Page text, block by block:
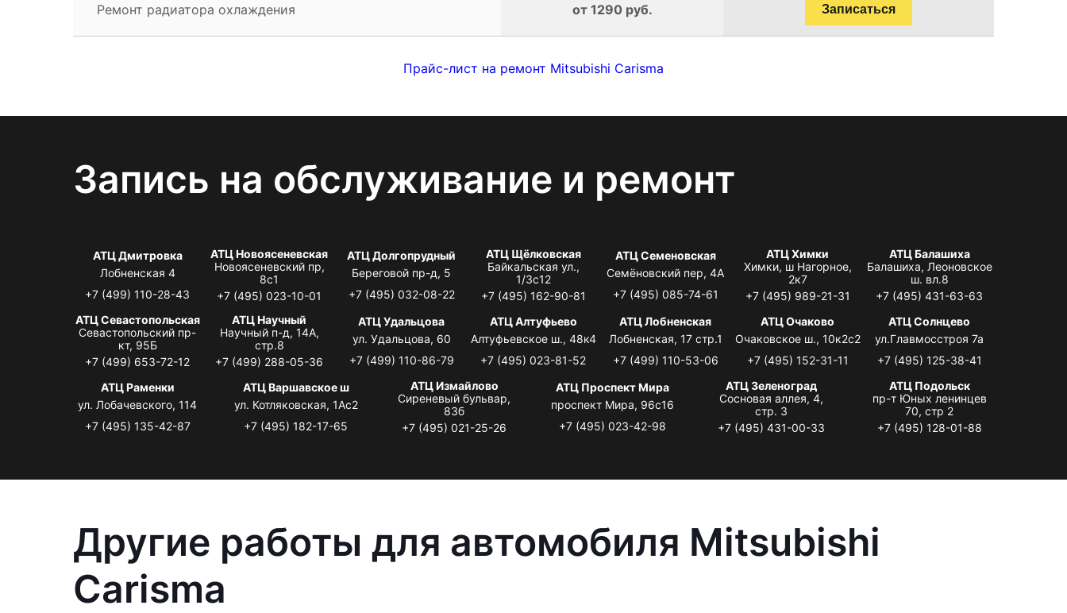
Ремонт радиатора охлаждения от 1290 руб. Записаться
Прайс-лист на ремонт Mitsubishi Carisma
Запись на обслуживание и ремонт
АТЦ Дмитровка
Лобненская 4
+7 (499) 110-28-43
АТЦ Новоясеневская
Новоясеневский пр,
8с1
+7 (495) 023-10-01
АТЦ Долгопрудный
Береговой пр-д, 5
+7 (495) 032-08-22
АТЦ Щёлковская
Байкальская ул.,
1/3с12
+7 (495) 162-90-81
АТЦ Семеновская
Семёновский пер, 4А
+7 (495) 085-74-61
АТЦ Химки
Химки, ш Нагорное,
2к7
+7 (495) 989-21-31
АТЦ Балашиха
Балашиха, Леоновское
ш. вл.8
+7 (495) 431-63-63
АТЦ Севастопольская
Севастопольский пр-
кт, 95Б
+7 (499) 653-72-12
АТЦ Научный
Научный п-д, 14А,
стр.8
+7 (499) 288-05-36
АТЦ Удальцова
ул. Удальцова, 60
+7 (499) 110-86-79
АТЦ Алтуфьево
Алтуфьевское ш., 48к4
+7 (495) 023-81-52
АТЦ Лобненская
Лобненская, 17 стр.1
+7 (499) 110-53-06
АТЦ Очаково
Очаковское ш., 10к2с2
+7 (495) 152-31-11
АТЦ Солнцево
ул.Главмосстроя 7а
+7 (495) 125-38-41
АТЦ Раменки
ул. Лобачевского, 114
+7 (495) 135-42-87
АТЦ Варшавское ш
ул. Котляковская, 1Ас2
+7 (495) 182-17-65
АТЦ Измайлово
Сиреневый бульвар,
83б
+7 (495) 021-25-26
АТЦ Проспект Мира
проспект Мира, 96с16
+7 (495) 023-42-98
АТЦ Зеленоград
Сосновая аллея, 4,
стр. 3
+7 (495) 431-00-33
АТЦ Подольск
пр-т Юных ленинцев
70, стр 2
+7 (495) 128-01-88
Другие работы для автомобиля Mitsubishi
Carisma